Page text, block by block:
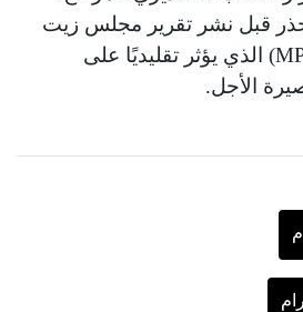
قبل نشر تقرير مجلس زيت
النخيل الماليزي (MPOB) الذي يؤثر تقليديًا على
الأجل.